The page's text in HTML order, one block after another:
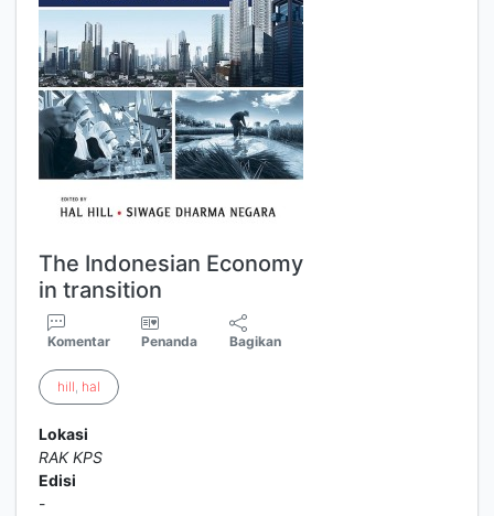
The Indonesian Economy
in transition
Komentar Penanda Bagikan
hill, hal
Lokasi
RAK KPS
Edisi
-